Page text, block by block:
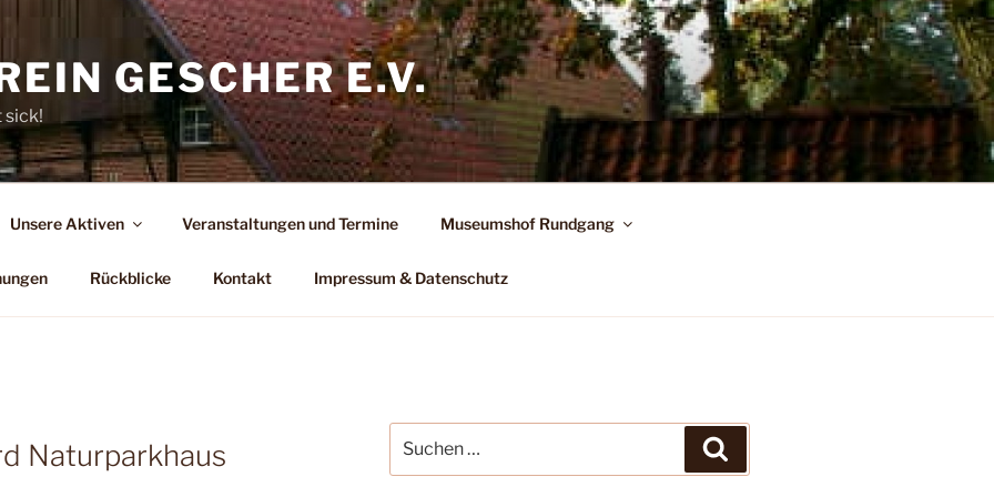
GESCHER E.V.
sick!
Unsere Aktiven Veranstaltungen und Termine Museumshof Rundgang
Rückblicke Kontakt Impressum & Datenschutz
Naturparkhaus
nach: